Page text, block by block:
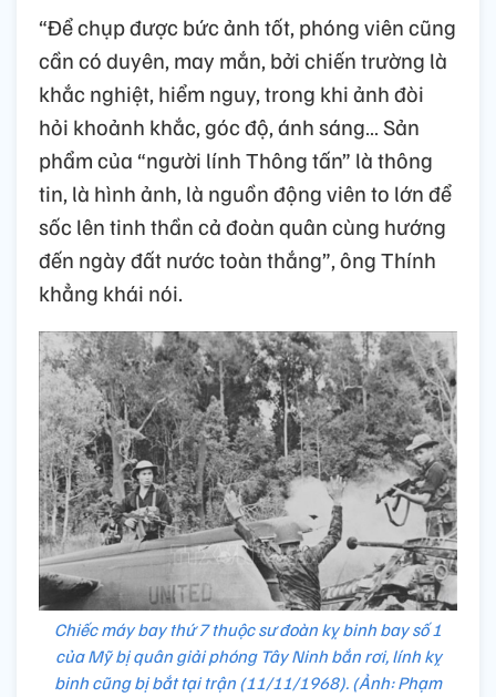
“Để chụp được bức ảnh tốt, phóng viên cũng
cần có duyên, may mắn, bởi chiến trường là
khắc nghiệt, hiểm nguy, trong khi ảnh đòi
hỏi khoảnh khắc, góc độ, ánh sáng… Sản
phẩm của “người lính Thông tấn” là thông
tin, là hình ảnh, là nguồn động viên to lớn để
sốc lên tinh thần cả đoàn quân cùng hướng
đến ngày đất nước toàn thắng”, ông Thính
khẳng khái nói.
Chiếc máy bay thứ 7 thuộc sư đoàn kỵ binh bay số 1
của Mỹ bị quân giải phóng Tây Ninh bắn rơi, lính kỵ
binh cũng bị bắt tại trận (11/11/1968). (Ảnh: Phạm